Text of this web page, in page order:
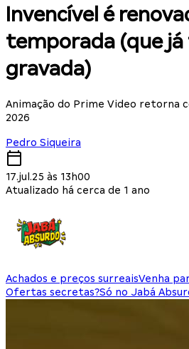
Invencível é
temporada (que
gravada)
Animação do Prime Video retorna
2026
Pedro Siqueira
17.jul.25 às 13h00
Atualizado há cerca de 1 ano
Achados e preços surreaisVenha
Ofertas secretas?Só no Jabá